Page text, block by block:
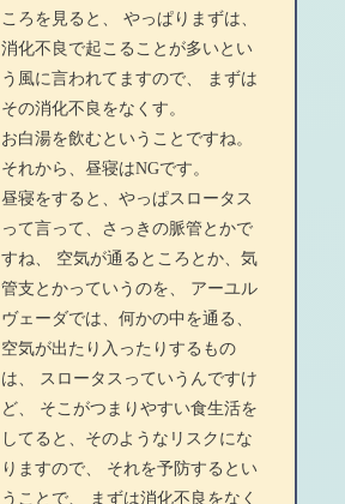
ころを見ると、 やっぱりまずは、
消化不良で起こることが多いとい
う風に言われてますので、 まずは
その消化不良をなくす。
お白湯を飲むということですね。
それから、昼寝はNGです。
昼寝をすると、やっぱスロータス
って言って、さっきの脈管とかで
すね、 空気が通るところとか、気
管支とかっていうのを、 アーユル
ヴェーダでは、何かの中を通る、
空気が出たり入ったりするもの
は、 スロータスっていうんですけ
ど、 そこがつまりやすい食生活を
してると、そのようなリスクにな
りますので、 それを予防するとい
うことで、 まずは消化不良をなく